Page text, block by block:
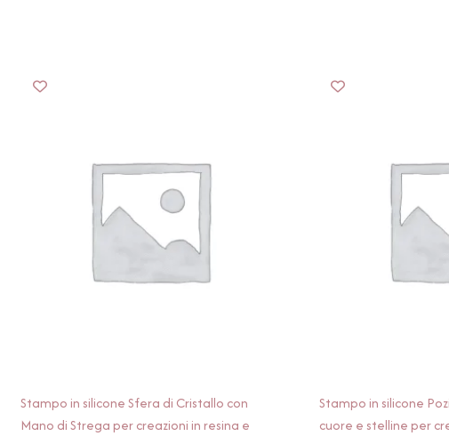
Stampo in silicone Sfera di Cristallo con
Mano di Strega per creazioni in resina e
Stampo in silicone
cuore e stelline per